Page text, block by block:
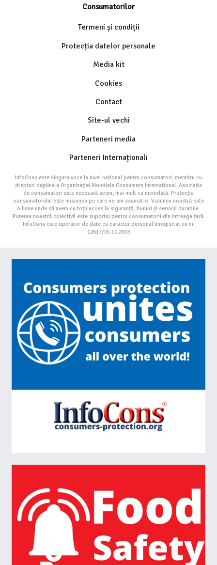
Consumatorilor
Termeni și condiții
Protecția datelor personale
Media kit
Cookies
Contact
Site-ul vechi
Parteneri media
Parteneri Internaționali
InfoCons este singura voce la nivel național pentru consumatori, membru cu
drepturi depline a Organizației Mondiale Consumers International. Asociația
de consumatori este necesară acum, mai mult ca niciodată. Protecția
consumatorului este misiunea pe care ne-am asumat-o. Viziunea noastră este
o lume unde să avem cu toții acces la siguranță, bunuri și servicii durabile.
Puterea noastră colectivă este suportul pentru consumatorii din întreaga țară.
InfoCons este operator de date cu caracter personal înregistrat cu nr.
12617/05.10.2009